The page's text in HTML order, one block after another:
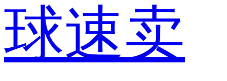
球速卖